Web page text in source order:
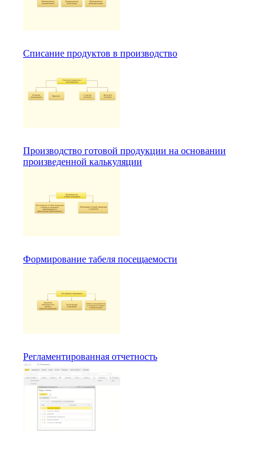
Списание продуктов в производство
Производство готовой продукции на основании
произведенной калькуляции
Формирование табеля посещаемости
Регламентированная отчетность